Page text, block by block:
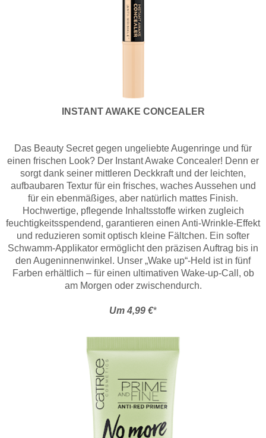
INSTANT AWAKE CONCEALER
Das Beauty Secret gegen ungeliebte Augenringe und für
einen frischen Look? Der Instant Awake Concealer! Denn er
sorgt dank seiner mittleren Deckkraft und der leichten,
aufbaubaren Textur für ein frisches, waches Aussehen und
für ein ebenmäßiges, aber natürlich mattes Finish.
Hochwertige, pflegende Inhaltsstoffe wirken zugleich
feuchtigkeitsspendend, garantieren einen Anti-Wrinkle-Effekt
und reduzieren somit optisch kleine Fältchen. Ein softer
Schwamm-Applikator ermöglicht den präzisen Auftrag bis in
den Augeninnenwinkel. Unser „Wake up“-Held ist in fünf
Farben erhältlich – für einen ultimativen Wake-up-Call, ob
am Morgen oder zwischendurch.
Um 4,99 €*